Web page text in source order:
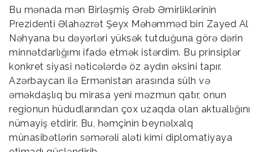
Bu mənada mən Birləşmiş Ərəb Əmirliklərinin
Prezidenti Əlahəzrət Şeyx Məhəmməd bin Zayed Al
Nəhyana bu dəyərləri yüksək tutduğuna görə dərin
minnətdarlığımı ifadə etmək istərdim. Bu prinsiplər
konkret siyasi nəticələrdə öz aydın əksini tapır.
Azərbaycan ilə Ermənistan arasında sülh və
əməkdaşlıq bu mirasa yeni məzmun qatır, onun
regionun hüdudlarından çox uzaqda olan aktuallığını
nümayiş etdirir. Bu, həmçinin beynəlxalq
münasibətlərin səmərəli aləti kimi diplomatiyaya